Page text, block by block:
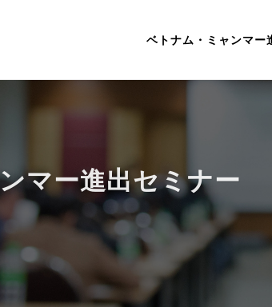
ベトナム・ミャンマー
マー進出セミナー